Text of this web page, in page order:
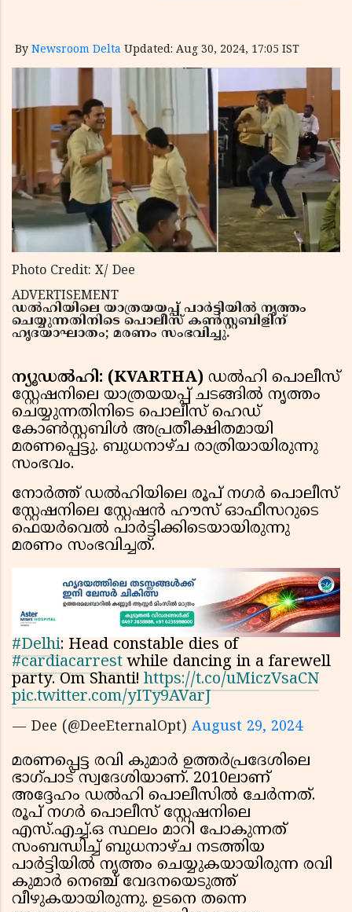
By Newsroom Delta Updated: Aug 30, 2024, 17:05 IST
Photo Credit: X/ Dee
ADVERTISEMENT
ഡൽഹിയിലെ യാത്രയയപ്പ് പാർട്ടിയിൽ നൃത്തം
ചെയ്യുന്നതിനിടെ പൊലീസ് കൺസ്റ്റബിളിന്
ഹൃദയാഘാതം; മരണം സംഭവിച്ചു.
ന്യൂഡൽഹി: (KVARTHA) ഡൽഹി പൊലീസ്
സ്റ്റേഷനിലെ യാത്രയയപ്പ് ചടങ്ങിൽ നൃത്തം
ചെയ്യുന്നതിനിടെ പൊലീസ് ഹെഡ്
കോൺസ്റ്റബിൾ അപ്രതീക്ഷിതമായി
മരണപ്പെട്ടു. ബുധനാഴ്ച രാത്രിയായിരുന്നു
സംഭവം.
നോർത്ത് ഡൽഹിയിലെ രൂപ് നഗർ പൊലീസ്
സ്റ്റേഷനിലെ സ്റ്റേഷൻ ഹൗസ് ഓഫീസറുടെ
ഫെയർവെൽ പാർട്ടിക്കിടെയായിരുന്നു
മരണം സംഭവിച്ചത്.
#Delhi: Head constable dies of
#cardiacarrest while dancing in a farewell
party. Om Shanti! https://t.co/uMiczVsaCN
pic.twitter.com/yITy9AVarJ
— Dee (@DeeEternalOpt) August 29, 2024
മരണപ്പെട്ട രവി കുമാർ ഉത്തർപ്രദേശിലെ
ഭാഗ്പാട് സ്വദേശിയാണ്. 2010ലാണ്
അദ്ദേഹം ഡൽഹി പൊലീസിൽ ചേർന്നത്.
രൂപ് നഗർ പൊലീസ് സ്റ്റേഷനിലെ
എസ്.എച്ച്.ഒ സ്ഥലം മാറി പോകുന്നത്
സംബന്ധിച്ച്‌ ബുധനാഴ്ച നടത്തിയ
പാർട്ടിയിൽ നൃത്തം ചെയ്യുകയായിരുന്ന രവി
കുമാർ നെഞ്ച് വേദനയെടുത്ത്
വീഴുകയായിരുന്നു. ഉടനെ തന്നെ